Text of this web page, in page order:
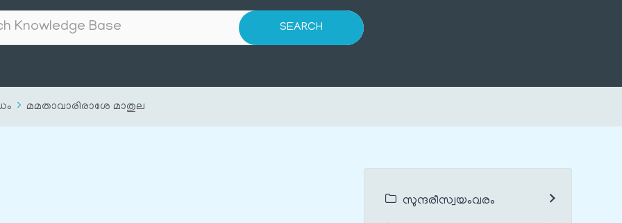
മമതാവാരിരാശേ മാതുല
സുന്ദരീസ്വയംവരം